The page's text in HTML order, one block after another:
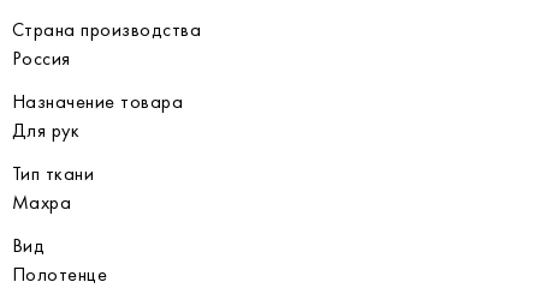
Страна производства
Россия
Назначение товара
Для рук
Тип ткани
Махра
Вид
Полотенце